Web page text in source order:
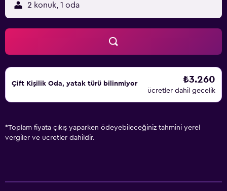
2 konuk, 1 oda
Çift ​Kişilik Oda, yatak türü bilinmiyor ₺3.260
ücretler dahil gecelik
*Toplam fiyata çıkış yaparken ödeyebileceğiniz tahmini yerel
vergiler ve ücretler dahildir.